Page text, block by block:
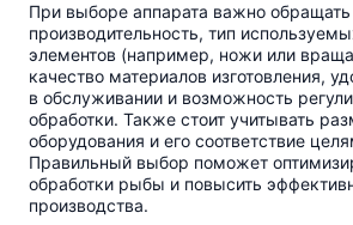
При выборе аппарата важно
производительность, тип
элементов (например, ножи или
качество материалов изготовления,
в обслуживании и возможность
обработки. Также стоит учитывать
оборудования и его соответствие
Правильный выбор поможет
обработки рыбы и повысить
производства.